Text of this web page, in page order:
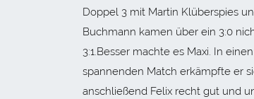
Doppel 3 mit Martin Klüberspies
Buchmann kamen über ein 3:0
3:1.Besser machte es Maxi. In einen
spannenden Match erkämpfte er
anschließend Felix recht gut und